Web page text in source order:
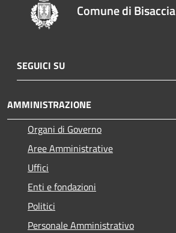
Comune di Bisaccia
SEGUICI SU
AMMINISTRAZIONE
Organi di Governo
Aree Amministrative
Uffici
Enti e fondazioni
Politici
Personale Amministrativo